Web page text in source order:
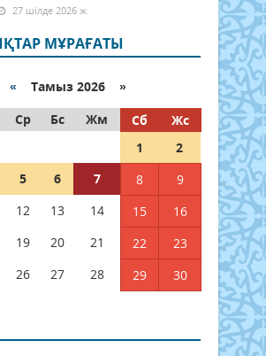
27 шілде 2026 ж.
МҰРАҒАТЫ
« Тамыз 2026 »
Ср Бс Жм Сб
Жс
1
2
5 6 7 8
9
12 13 14 15
16
19 20 21 22
23
26 27 28 29
30